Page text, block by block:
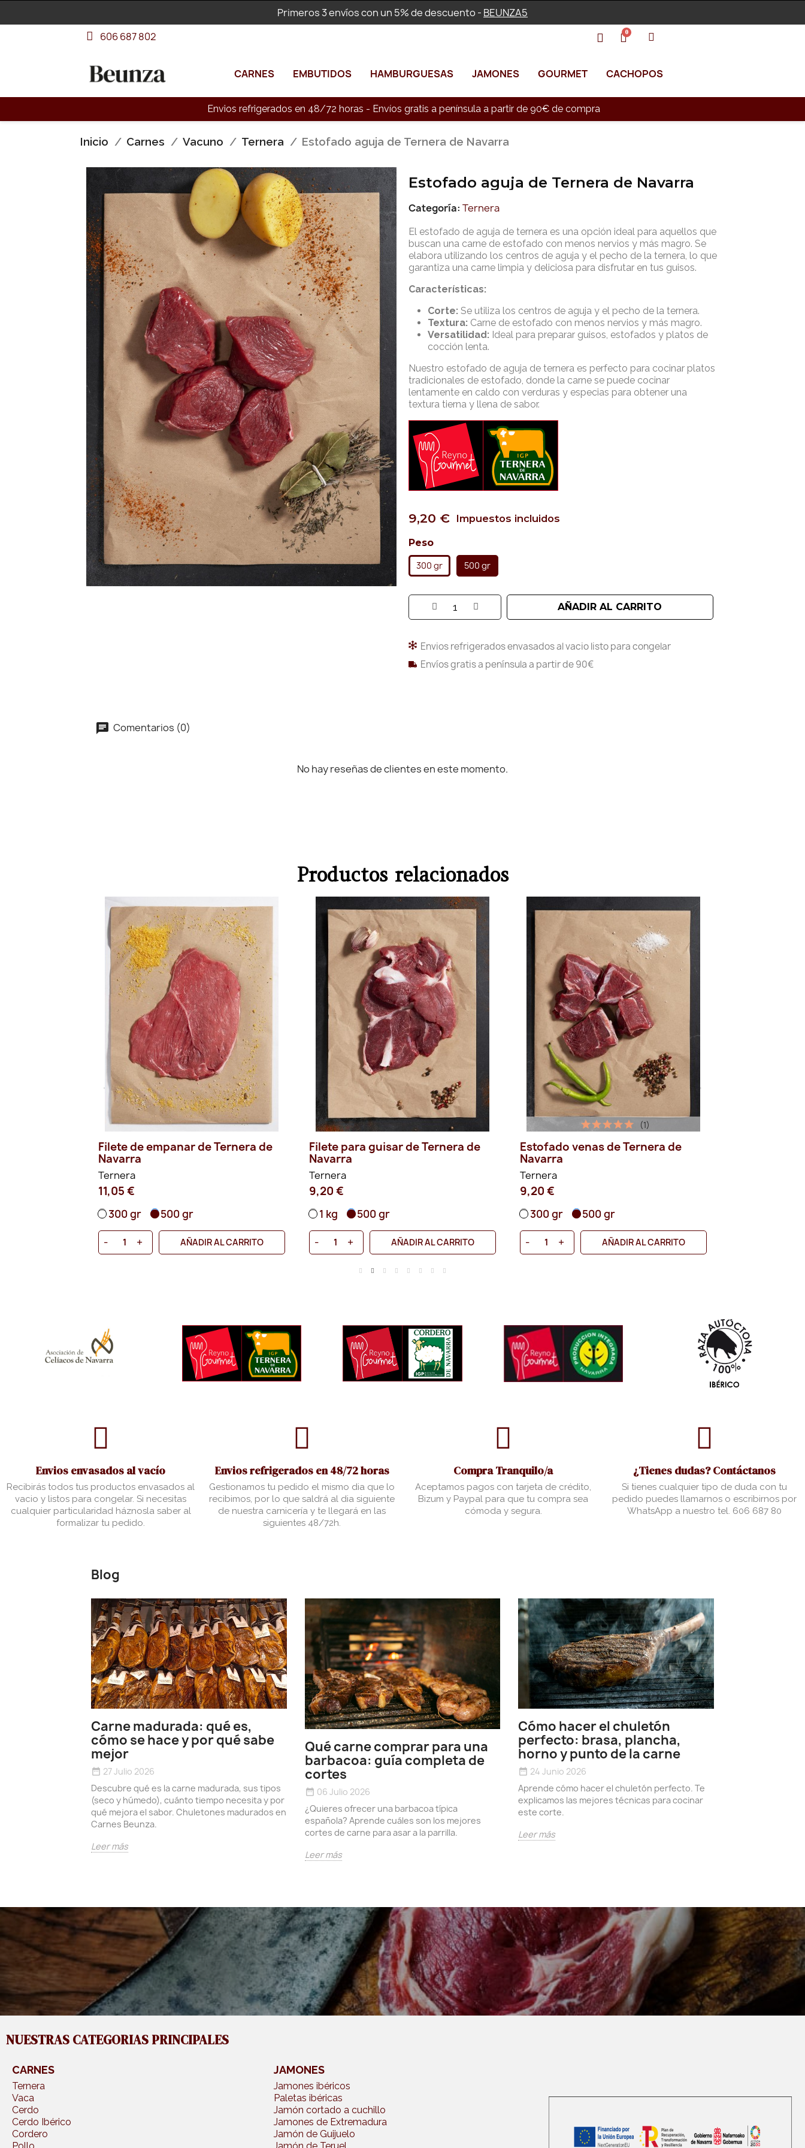
Primeros 3 envíos con un 5% de descuento - BEUNZA5
606 687 802
CARNES EMBUTIDOS HAMBURGUESAS JAMONES GOURMET CACHOPOS
Envios refrigerados en 48/72 horas - Envíos gratis a península a partir de 90€ de compra
Inicio Carnes Vacuno Ternera Estofado aguja de Ternera de Navarra
Estofado aguja de Ternera de Navarra
Categoría Ternera
El estofado de aguja de ternera es una opción ideal para aquellos que
buscan una carne de estofado con menos nervios y más magro. Se
elabora utilizando los centros de aguja y el pecho de la ternera, lo que
garantiza una carne limpia y deliciosa para disfrutar en tus guisos.
Características:
Corte: Se utiliza los centros de aguja y el pecho de la ternera.
Textura: Carne de estofado con menos nervios y más magro.
Versatilidad: Ideal para preparar guisos, estofados y platos de
cocción lenta.
Nuestro estofado de aguja de ternera es perfecto para cocinar platos
tradicionales de estofado, donde la carne se puede cocinar
lentamente en caldo con verduras y especias para obtener una
textura tierna y llena de sabor.
9,20 € Impuestos incluidos
Peso
300 gr
500 gr
AÑADIR AL CARRITO
Envios refrigerados envasados al vacio listo para congelar
Envíos gratis a península a partir de 90€
Comentarios (0)
No hay reseñas de clientes en este momento.
Productos relacionados
Filete de empanar de Ternera de
Navarra
Ternera
11,05 €
300 gr 500 gr
- + AÑADIR AL CARRITO
Filete para guisar de Ternera de
Navarra
Ternera
9,20 €
1 kg 500 gr
- + AÑADIR AL CARRITO
Estofado venas de Ternera de
Navarra
Ternera
9,20 €
300 gr 500 gr
- + AÑADIR AL CARRITO
(1)
Envios envasados al vacío
Recibirás todos tus productos envasados al
vacio y listos para congelar. Si necesitas
cualquier particularidad háznosla saber al
formalizar tu pedido.
Envios refrigerados en 48/72 horas
Gestionamos tu pedido el mismo dia que lo
recibimos, por lo que saldrá al dia siguiente
de nuestra carnicería y te llegará en las
siguientes 48/72h.
Compra Tranquilo/a
Aceptamos pagos con tarjeta de crédito,
Bizum y Paypal para que tu compra sea
cómoda y segura.
¿Tienes dudas? Contáctanos
Si tienes cualquier tipo de duda con tu
pedido puedes llamarnos o escribirnos por
WhatsApp a nuestro tel. 606 687 80
Blog
Carne madurada: qué es,
cómo se hace y por qué sabe
mejor
date_range 27 Julio 2026
Descubre qué es la carne madurada, sus tipos
(seco y húmedo), cuánto tiempo necesita y por
qué mejora el sabor. Chuletones madurados en
Carnes Beunza.
Leer más
Qué carne comprar para una
barbacoa: guía completa de
cortes
date_range 06 Julio 2026
¿Quieres ofrecer una barbacoa típica
española? Aprende cuáles son los mejores
cortes de carne para asar a la parrilla.
Leer más
Cómo hacer el chuletón
perfecto: brasa, plancha,
horno y punto de la carne
date_range 24 Junio 2026
Aprende cómo hacer el chuletón perfecto. Te
explicamos las mejores técnicas para cocinar
este corte.
Leer más
NUESTRAS CATEGORIAS PRINCIPALES
CARNES
Ternera
Vaca
Cerdo
Cerdo Ibérico
Cordero
JAMONES
Jamones ibéricos
Paletas ibéricas
Jamón cortado a cuchillo
Jamones de Extremadura
Jamón de Guijuelo